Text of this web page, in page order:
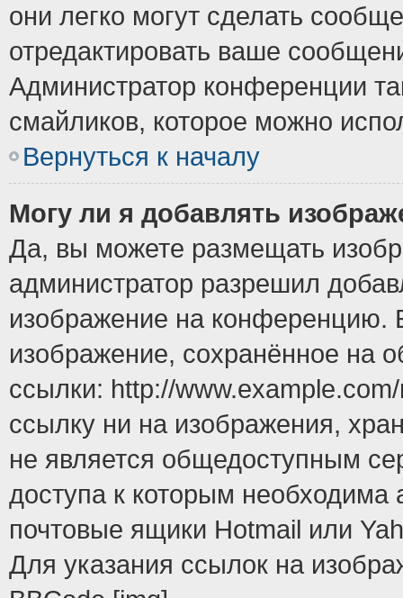
они легко могут сделать
отредактировать ваше
Администратор конференции
смайликов, которое можно
Вернуться к началу
Могу ли я добавлять
Да, вы можете размещать
администратор разрешил
изображение на конференцию.
изображение, сохранённое на
ссылки: http://
ссылку ни на изображения,
не является общедоступным
доступа к которым
почтовые ящики Hotmail или
Для указания ссылок на